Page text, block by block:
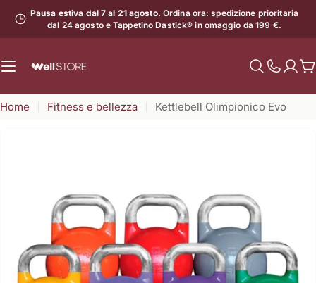
contenuto
Pausa estiva dal 7 al 21 agosto. Ordina ora: spedizione prioritaria
dal 24 agosto e Tappetino Dastick® in omaggio da 199 €.
il
Home Fitness e bellezza Kettlebell Olimpionico Evo